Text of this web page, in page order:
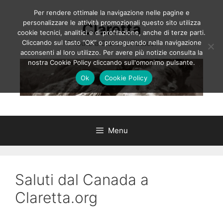
contenuto
Claretta
Tributo a Claretta Petacci
Menu
Saluti dal Canada a
Claretta.org
Per rendere ottimale la navigazione nelle pagine e
personalizzare le attività promozionali questo sito utilizza
cookie tecnici, analitici e di profilazione, anche di terze parti.
Cliccando sul tasto “OK” o proseguendo nella navigazione
acconsenti al loro utilizzo. Per avere più notizie consulta la
nostra Cookie Policy cliccando sull'omonimo pulsante.
Ok
Cookie Policy